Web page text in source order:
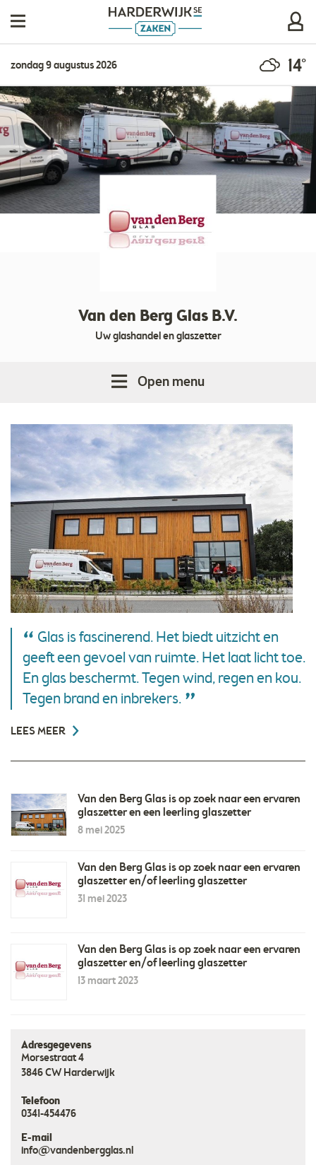
zondag 9 augustus 2026 14°
Van den Berg Glas B.V.
Uw glashandel en glaszetter
Open menu
Glas is fascinerend. Het biedt uitzicht en
geeft een gevoel van ruimte. Het laat licht toe.
En glas beschermt. Tegen wind, regen en kou.
Tegen brand en inbrekers.
LEES MEER
Van den Berg Glas is op zoek naar een ervaren
glaszetter en een leerling glaszetter
8 mei 2025
Van den Berg Glas is op zoek naar een ervaren
glaszetter en/of leerling glaszetter
31 mei 2023
Van den Berg Glas is op zoek naar een ervaren
glaszetter en/of leerling glaszetter
13 maart 2023
Adresgegevens
Morsestraat 4
3846 CW Harderwijk
Telefoon
0341-454476
E-mail
info@vandenbergglas.nl